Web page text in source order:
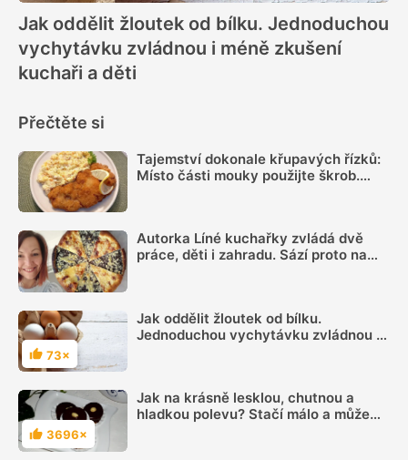
Jak oddělit žloutek od bílku. Jednoduchou
vychytávku zvládnou i méně zkušení
kuchaři a děti
Přečtěte si
Tajemství dokonale křupavých řízků:
Místo části mouky použijte škrob.
Autorka Líné kuchařky zvládá dvě
práce, děti i zahradu. Sází proto na
Hodnocení
73×
Jak oddělit žloutek od bílku.
Jednoduchou vychytávku zvládnou i
Hodnocení
3696×
Jak na krásně lesklou, chutnou a
hladkou polevu? Stačí málo a může